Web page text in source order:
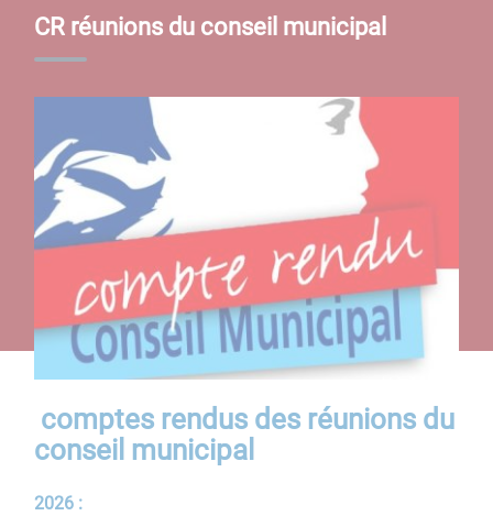
CR réunions du conseil municipal
comptes rendus des réunions du
conseil municipal
2026 :